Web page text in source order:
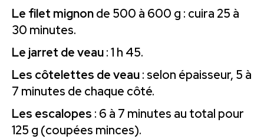
Le filet mignonde 500 à 600 g : cuira 25 à
30 minutes.
Le jarret de veau: 1 h 45.
Les côtelettes de veau: selon épaisseur, 5 à
7 minutes de chaque côté.
Les escalopes : 6 à 7 minutes au total pour
125 g (coupées minces).